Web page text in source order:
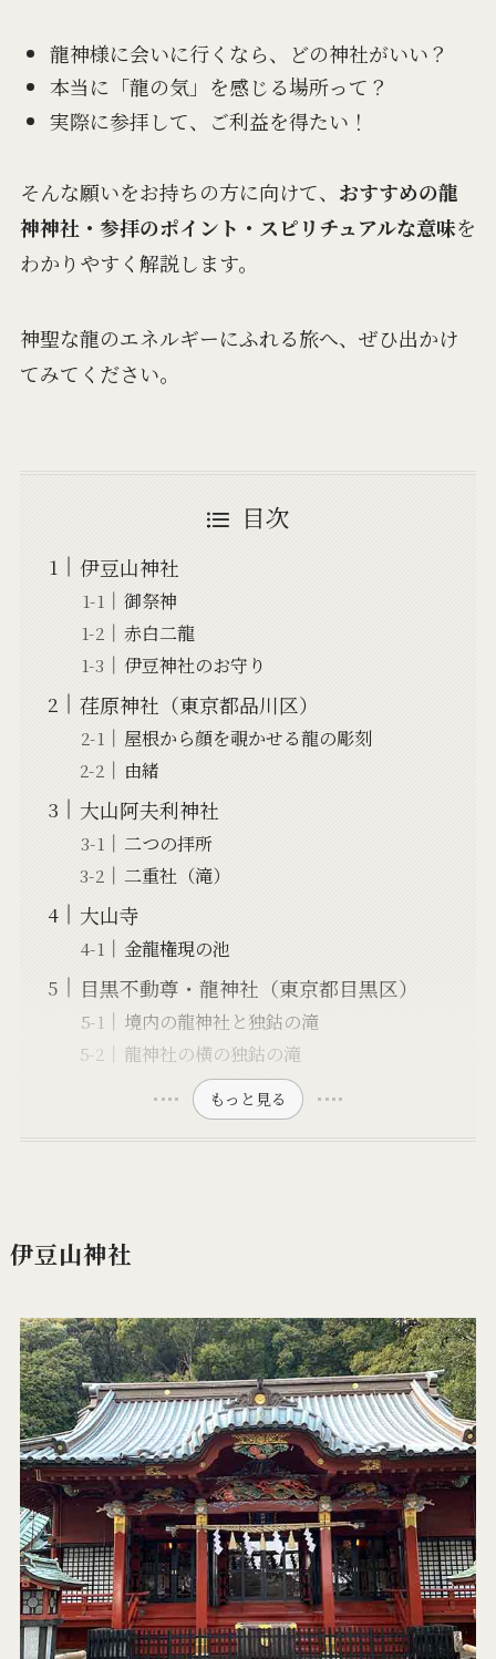
龍神様に会いに行くなら、どの神社がいい？
本当に「龍の気」を感じる場所って？
実際に参拝して、ご利益を得たい！
そんな願いをお持ちの方に向けて、 おすすめの龍
神神社・参拝のポイント・スピリチュアルな意味を
わかりやすく解説します。
神聖な龍のエネルギーにふれる旅へ、ぜひ出かけ
てみてください。
目次
伊豆山神社
御祭神
赤白二龍
伊豆神社のお守り
荏原神社（東京都品川区）
屋根から顔を覗かせる龍の彫刻
由緒
大山阿夫利神社
二つの拝所
二重社（滝）
大山寺
金龍権現の池
目黒不動尊・龍神社（東京都目黒区）
境内の龍神社と独鈷の滝
龍神社の横の独鈷の滝
もっと見る
伊豆山神社